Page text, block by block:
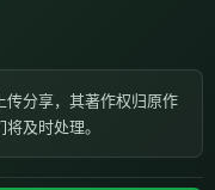
分享，其著作权归原作
及时处理。